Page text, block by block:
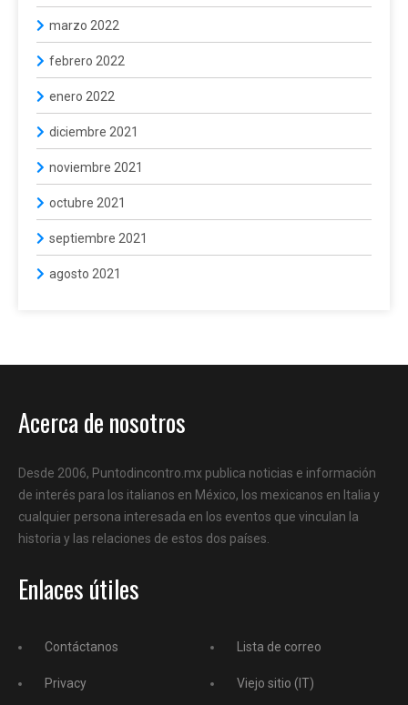
marzo 2022
febrero 2022
enero 2022
diciembre 2021
noviembre 2021
octubre 2021
septiembre 2021
agosto 2021
Acerca de nosotros
Desde 2006, Puntodincontro.mx publica noticias e información
de interés para los italianos en México, los mexicanos en Italia y
cualquier persona interesada en los eventos que vinculan la
historia y las relaciones de estos dos países.
Enlaces útiles
Contáctanos
Privacy
Lista de correo
Viejo sitio (IT)